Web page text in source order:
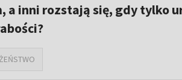
a inni rozstają się, gdy tylko